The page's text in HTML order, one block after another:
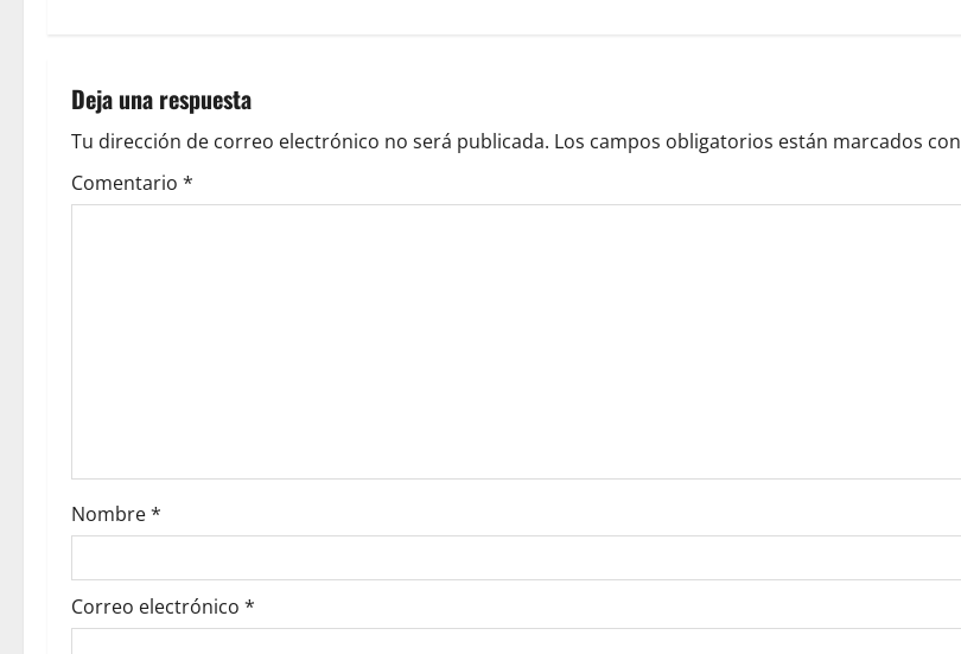
Deja una respuesta
Tu dirección de correo electrónico no será publicada. Los campos obligatorios están marcados con
Comentario *
Nombre*
Correo electrónico *